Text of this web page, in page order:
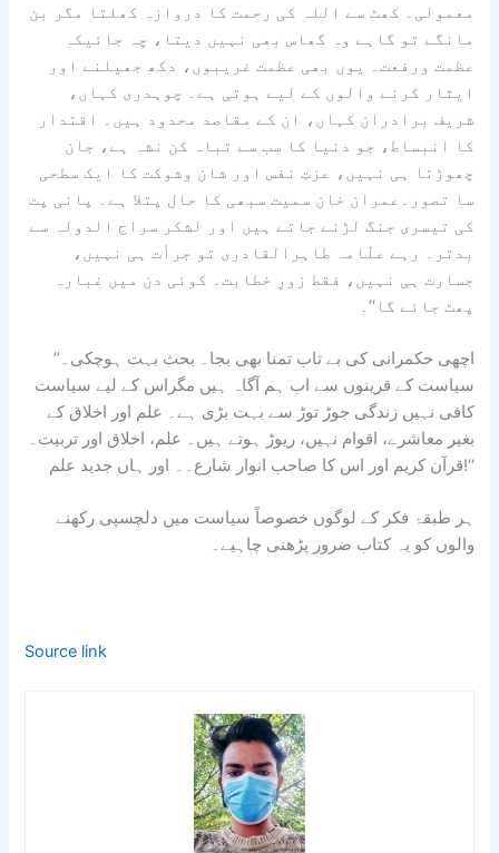
معمولی۔ کھٹ سے اللہ کی رحمت کا دروازہ کھلتا مگر بن
مانگے تو گاہے وہ گھاس بھی نہیں دیتا، چہ جائیکہ
عظمت ورفعت۔ یوں بھی عظمت غریبوں، دکھ جھیلنے اور
ایثار کرنے والوں کے لیے ہوتی ہے۔ چوہدری کہاں،
شریف برادران کہاں، ان کے مقاصد محدود ہیں۔ اقتدار
کا انبساط، جو دنیا کا سب سے تباہ کن نشہ ہے، جان
چھوڑتا ہی نہیں، عزتِ نفس اور شان وشوکت کا ایک سطحی
سا تصور۔عمران خان سمیت سبھی کا حال پتلا ہے۔ پانی پت
کی تیسری جنگ لڑنے جاتے ہیں اور لشکر سراج الدولہ سے
بدتر۔ رہے علّامہ طاہرالقادری تو جرأت ہی نہیں،
جسارت ہی نہیں، فقط زورِ خطابت۔ کوئی دن میں غبارہ
پھٹ جائے گا‘‘۔
’’اچھی حکمرانی کی بے تاب تمنا بھی بجا۔ بحث بہت ہوچکی۔
سیاست کے قرینوں سے اب ہم آگاہ ہیں مگراس کے لیے سیاست
کافی نہیں زندگی جوڑ توڑ سے بہت بڑی ہے۔ علم اور اخلاق کے
بغیر معاشرے، اقوام نہیں، ریوڑ ہوتے ہیں۔ علم، اخلاق اور تربیت۔
قرآن کریم اور اس کا صاحب انوار شارع۔۔ اور ہاں جدید علم!‘‘
ہر طبقۂ فکر کے لوگوں خصوصاً سیاست میں دلچسپی رکھنے
والوں کو یہ کتاب ضرور پڑھنی چاہیے۔
Source link